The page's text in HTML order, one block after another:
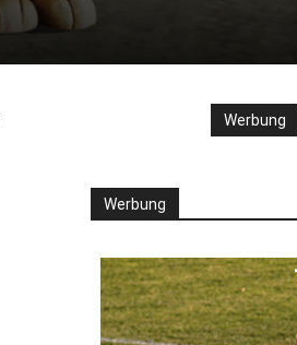
Werbung
Werbung